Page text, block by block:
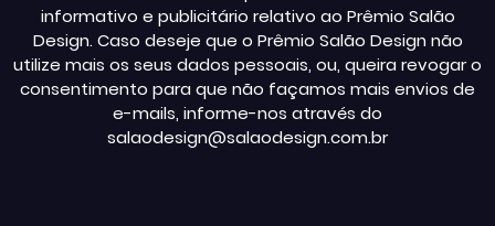
informativo e publicitário relativo ao Prêmio Salão
Design. Caso deseje que o Prêmio Salão Design não
utilize mais os seus dados pessoais, ou, queira revogar o
consentimento para que não façamos mais envios de
e-mails, informe-nos através do
salaodesign@salaodesign.com.br